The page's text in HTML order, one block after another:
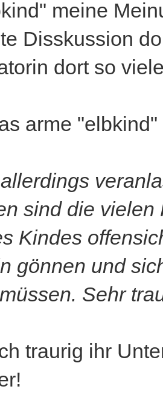
meine
Disskussion
dort so
arme
sind die
Kindes
gönnen und
Sehr
traurig ihr